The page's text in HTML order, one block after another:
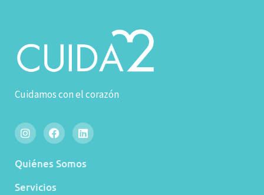
Cuidamos con el corazón
Quiénes Somos
Servicios